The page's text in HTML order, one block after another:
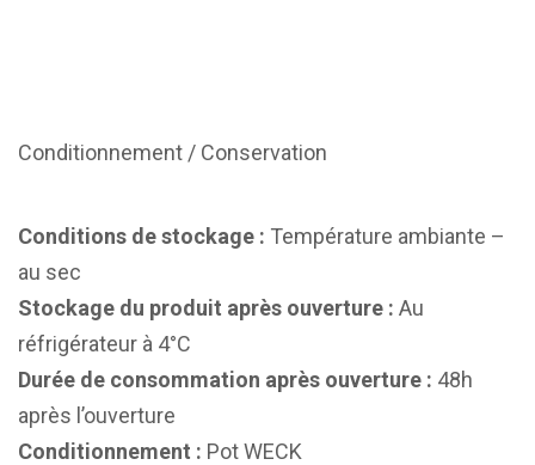
Conditionnement / Conservation
Conditions de stockage : Température ambiante –
au sec
Stockage du produit après ouverture : Au
réfrigérateur à 4°C
Durée de consommation après ouverture : 48h
après l’ouverture
Conditionnement : Pot WECK